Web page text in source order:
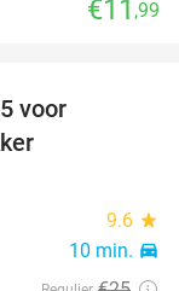
€11 ,99
voor
9.6 star
10 min. directions_car